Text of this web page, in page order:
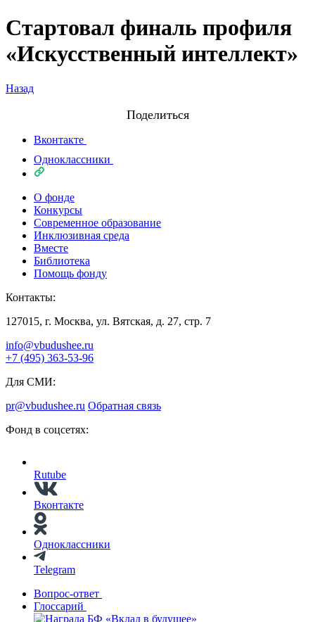
Стартовал финаль профиля
«Искусственный интеллект»
Назад
Поделиться
Вконтакте
Одноклассники
О фонде
Конкурсы
Современное образование
Инклюзивная среда
Вместе
Библиотека
Помощь фонду
Контакты:
127015, г. Москва, ул. Вятская, д. 27, стр. 7
info@vbudushee.ru
+7 (495) 363-53-96
Для СМИ:
pr@vbudushee.ru Обратная связь
Фонд в соцсетях:
Rutube
Вконтакте
Одноклассники
Telegram
Вопрос-ответ
Глоссарий